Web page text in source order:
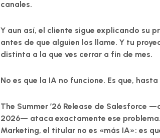
canales.
Y aun así, el cliente sigue explicando su
antes de que alguien los llame. Y tu
distinta a la que ves cerrar a fin de mes.
No es que la IA no funcione. Es que, hasta
The Summer ’26 Release de Salesforce
2026— ataca exactamente ese
Marketing, el titular no es «más IA»: es